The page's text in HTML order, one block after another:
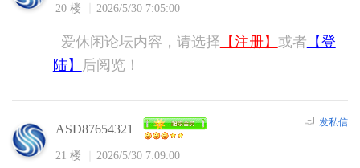
20 楼 2026/5/30 7:05:00
爱休闲论坛内容，请选择 【注册】 或者 【登
陆】
后阅览！
ASD87654321
21 楼 2026/5/30 7:09:00
发私信